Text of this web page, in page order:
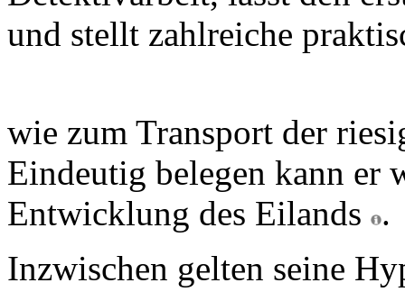
Eindeutig belegen kann er
Entwicklung des Eilands .
Inzwischen gelten seine
'Beweise' seiner Theorie